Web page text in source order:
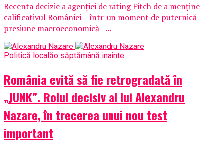
Recenta decizie a agenției de rating Fitch de a menține
calificativul României – într-un moment de puternică
presiune macroeconomică –...
Politică localăo săptămână inainte
România evită să fie retrogradată în
„JUNK”. Rolul decisiv al lui Alexandru
Nazare, în trecerea unui nou test
important